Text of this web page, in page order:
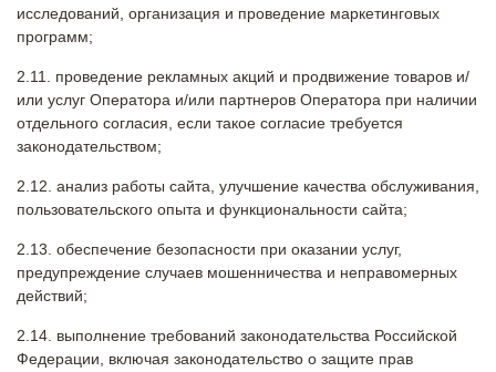
исследований, организация и проведение маркетинговых
программ;
проведение рекламных акций и продвижение товаров и/
или услуг Оператора и/или партнеров Оператора при наличии
отдельного согласия, если такое согласие требуется
законодательством;
анализ работы сайта, улучшение качества обслуживания,
пользовательского опыта и функциональности сайта;
обеспечение безопасности при оказании услуг,
предупреждение случаев мошенничества и неправомерных
действий;
выполнение требований законодательства Российской
Федерации, включая законодательство о защите прав